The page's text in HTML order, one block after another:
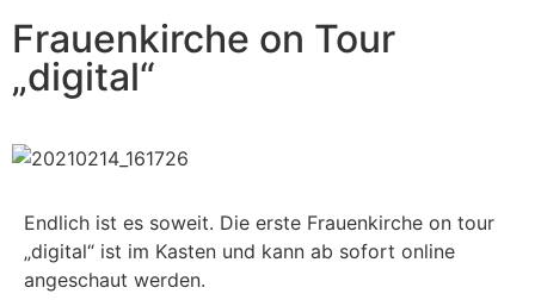
Frauenkirche on Tour
„digital“
Endlich ist es soweit. Die erste Frauenkirche on tour
„digital“ ist im Kasten und kann ab sofort online
angeschaut werden.